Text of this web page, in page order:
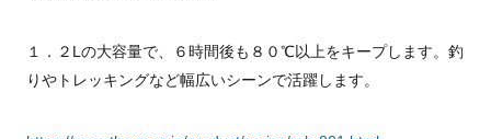
１．２Lの大容量で、６時間後も８０℃以上をキープします。釣
りやトレッキングなど幅広いシーンで活躍します。